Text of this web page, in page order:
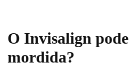
O Invisalign
mordida?